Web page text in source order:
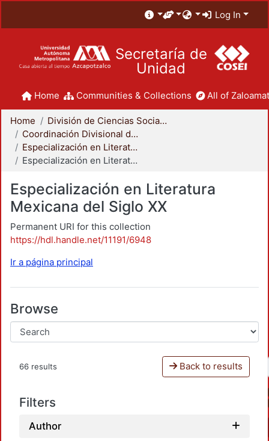
Log In
Secretaría de
Unidad
Home Communities & Collections All of
Home
División de Ciencias Sociales y Humanidades
Coordinación Divisional de Posgrado
Especialización en Literatura Mexicana del Siglo XX
Especialización en Literatura Mexicana del Siglo XX
Especialización en Literatura
Mexicana del Siglo XX
Permanent URI for this collection
https://hdl.handle.net/11191/6948
Ir a página principal
Browse
66 results Back to results
Filters
Author